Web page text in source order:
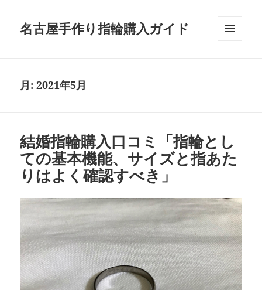
名古屋手作り指輪購入ガイド
月:2021年5月
結婚指輪購入口コミ「指輪とし
ての基本機能、サイズと指あた
りはよく確認すべき」